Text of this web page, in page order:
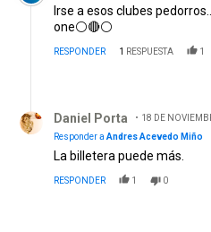
Irse a esos clubes
one⚪🔴⚪
RESPONDER 1 RESPUESTA 1
Daniel Porta
18 DE
Responder aAndres Acevedo Miño
La billetera puede más.
RESPONDER 1 0